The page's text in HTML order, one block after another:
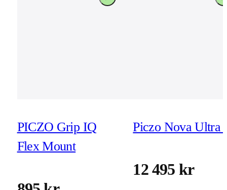
PICZO Grip IQ
Flex Mount
Piczo Nova Ultra
12 495 kr